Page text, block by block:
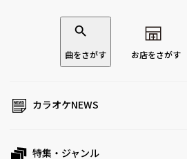
曲をさがす お店をさがす
カラオケNEWS
特集・ジャンル